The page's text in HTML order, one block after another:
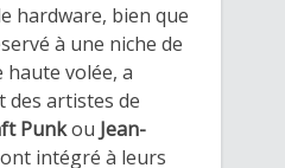
hardware, bien que
à une niche de
volée, a
des artistes de
Punkou Jean-
intégré à leurs